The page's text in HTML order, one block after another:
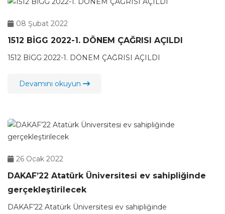
08 Şubat 2022
1512 BİGG 2022-1. DÖNEM ÇAĞRISI AÇILDI
1512 BİGG 2022-1. DÖNEM ÇAĞRISI AÇILDI
Devamını okuyun
26 Ocak 2022
DAKAF’22 Atatürk Üniversitesi ev sahipliğinde
gerçekleştirilecek
DAKAF’22 Atatürk Üniversitesi ev sahipliğinde